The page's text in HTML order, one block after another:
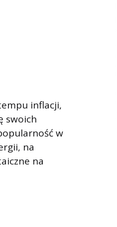
inflacji,
swoich
w
na
na